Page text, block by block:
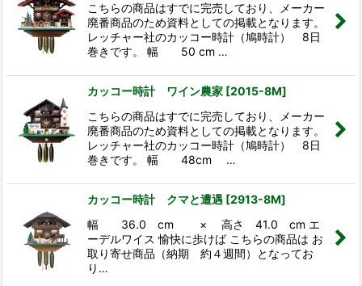
こちらの商品はすでに完売しており、メーカー
廃番商品のため資料としての掲載となります。
レッチャー社のカッコー時計（鳩時計） 8日
巻きです。 幅 50 cm …
カッコー時計 ワイン農家 [2015-8M]
こちらの商品はすでに完売しており、メーカー
廃番商品のため資料としての掲載となります。
レッチャー社のカッコー時計（鳩時計） 8日
巻きです。 幅 48cm …
カッコー時計 クマと遭遇 [2913-8M]
幅 36.0 cm × 高さ 41.0 cm エ
ーデルワイス 愉快に歩けば こちらの商品は お
取り寄せ商品（納期 約４週間）となってお
り…